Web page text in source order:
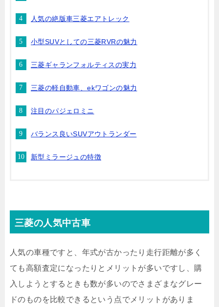
人気の絶版車三菱エアトレック
小型SUVとしての三菱RVRの魅力
三菱ギャランフォルティスの実力
三菱の軽自動車、ekワゴンの魅力
注目のパジェロミニ
バランス良いSUVアウトランダー
新型ミラージュの特徴
三菱の人気中古車
人気の車種ですと、年式が古かったり走行距離が多く
ても高額査定になったりとメリットが多いですし、購
入しようとするときも数が多いのでさまざまなグレー
ドのものを比較できるという点でメリットがありま